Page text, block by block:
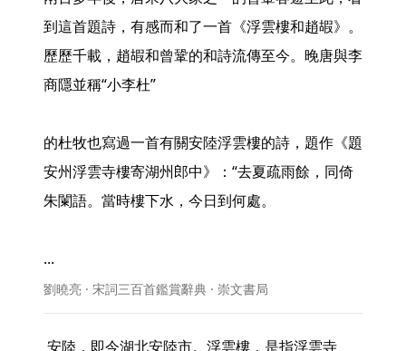
到這首題詩，有感而和了一首《浮雲樓和趙嘏》。
歷歷千載，趙嘏和曾鞏的和詩流傳至今。晚唐與李
商隱並稱“小李杜”
的杜牧也寫過一首有關安陸浮雲樓的詩，題作《題
安州浮雲寺樓寄湖州郎中》：“去夏疏雨餘，同倚
朱闌語。當時樓下水，今日到何處。
...
劉曉亮 · 宋詞三百首鑑賞辭典 · 崇文書局